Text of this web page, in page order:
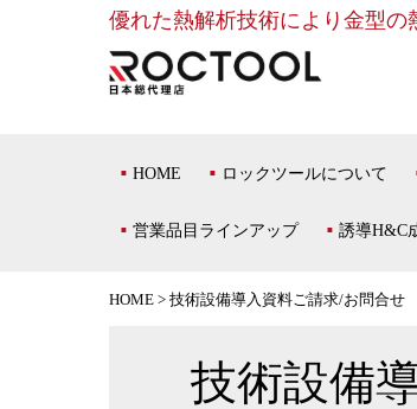
優れた熱解析技術により金型の
HOME ロックツールについて
営業品目ラインアップ 誘導H&C
HOME > 技術設備導入資料ご請求/お問合せ
技術設備